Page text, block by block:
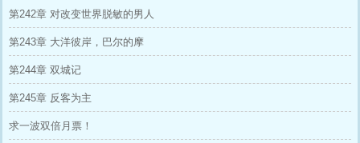
第242章 对改变世界脱敏的男人
第243章 大洋彼岸，巴尔的摩
第244章 双城记
第245章 反客为主
求一波双倍月票！